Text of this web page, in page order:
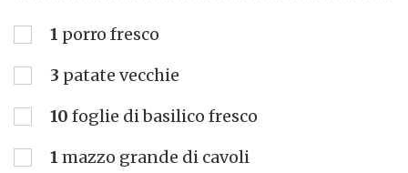
1 porro fresco
3 patate vecchie
10 foglie di basilico fresco
1 mazzo grande di cavoli